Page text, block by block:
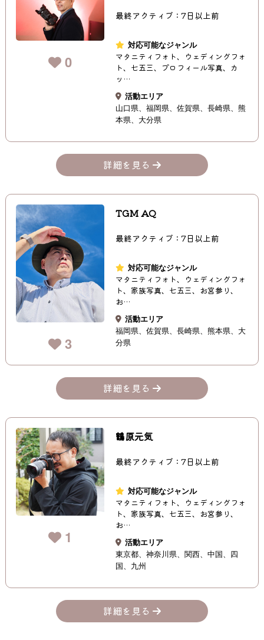
0
最終アクティブ：7日以上前
対応可能なジャンル
マタニティフォト、ウェディングフォ
ト、七五三、プロフィール写真、カ
ッ…
活動エリア
山口県
福岡県 佐賀県 長崎県
熊
本県
大分県
詳細を見る
3
TGM AQ
最終アクティブ：7日以上前
対応可能なジャンル
マタニティフォト、ウェディングフォ
ト、家族写真、七五三、お宮参り、
お…
活動エリア
福岡県
佐賀県 長崎県 熊本県
大
分県
詳細を見る
1
鶴原元気
最終アクティブ：7日以上前
対応可能なジャンル
マタニティフォト、ウェディングフォ
ト、家族写真、七五三、お宮参り、
お…
活動エリア
東京都
神奈川県 関西 中国
四
国
九州
詳細を見る